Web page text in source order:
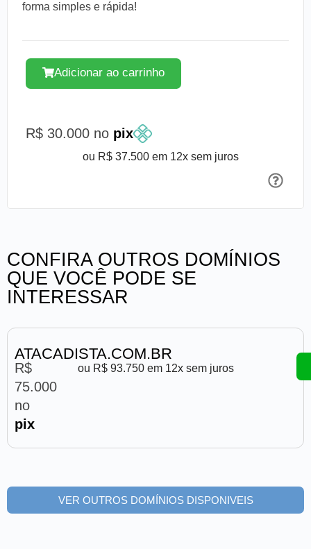
forma simples e rápida!
Adicionar ao carrinho
R$ 30.000 no pix
ou R$ 37.500 em 12x sem juros
CONFIRA OUTROS DOMÍNIOS
QUE VOCÊ PODE SE
INTERESSAR
ATACADISTA.COM.BR
R$
75.000
no
pix
ou R$ 93.750 em 12x sem juros
VER OUTROS DOMÍNIOS DISPONIVEIS